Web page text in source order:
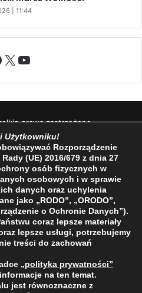
| 11:44
X YouTube
prawa zastrzeżone
POLITYKA PRYWATNOŚCI
Użytkowniku!
Rozporządzenie
(UE) 2016/679 z dnia 27
osób fizycznych w
osobowych i w sprawie
danych oraz uchylenia
jako „RODO”, „ORODO”,
o Ochronie Danych”).
coraz lepsze materiały
lepsze usługi, potrzebujemy
treści do zachowań
„polityka prywatności”
na ten temat.
jest równoznaczne z